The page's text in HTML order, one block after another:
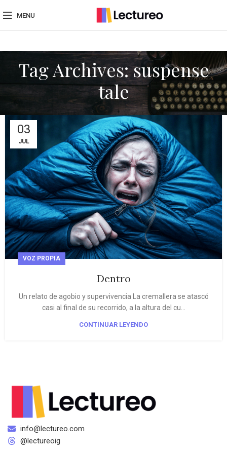
MENU
Tag Archives: suspense
tale
03
JUL
VOZ PROPIA
Dentro
Un relato de agobio y supervivencia La cremallera se atascó
casi al final de su recorrido, a la altura del cu...
CONTINUAR LEYENDO
info@lectureo.com
@lectureoig